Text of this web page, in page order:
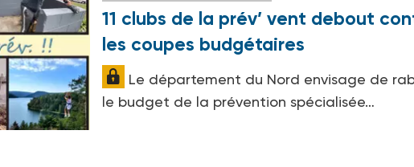
11 clubs de la prév’ vent debout
les coupes budgétaires
Le département du Nord envisage de
le budget de la prévention spécialisée…